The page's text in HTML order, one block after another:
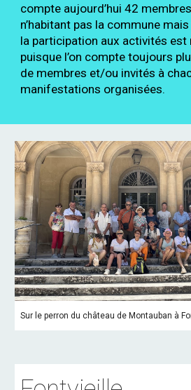
compte aujourd’hui42
n’habitant pas la commune
la participation aux activités
puisque l’on compte toujours
de membres et/ou invités à
manifestations organisées.
Sur le perron du château de Montauban à